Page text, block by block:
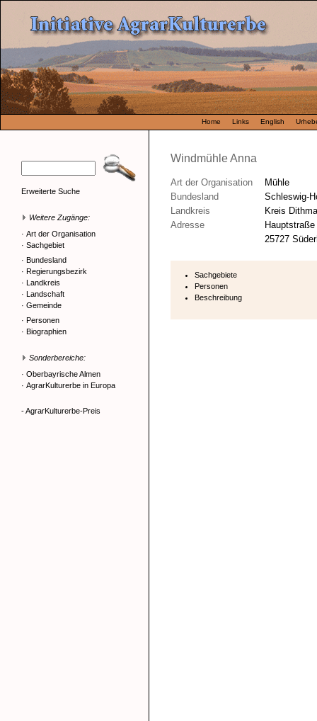
Home Links English
Erweiterte Suche
Weitere Zugänge:
· Art der Organisation
· Sachgebiet
· Bundesland
· Regierungsbezirk
· Landkreis
· Landschaft
· Gemeinde
· Personen
· Biographien
Sonderbereiche:
· Oberbayrische Almen
· AgrarKulturerbe in Europa
- AgrarKulturerbe-Preis
Windmühle Anna
Art der Organisation
Mühle
Bundesland
Schleswig-
Landkreis
Kreis
Adresse
Hauptstraße
25727
Sachgebiete
Personen
Beschreibung